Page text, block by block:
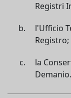
Registri
l'Ufficio
Registro;
la
Demanio.